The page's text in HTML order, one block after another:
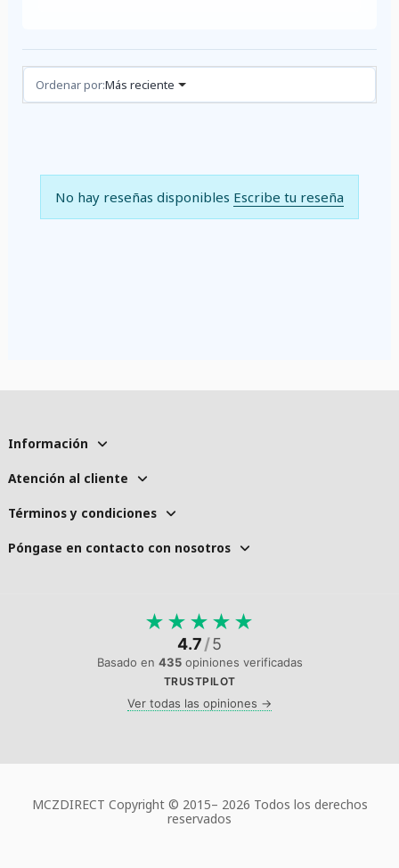
Reseñas (0)
Ordenar por:Más reciente
No hay reseñas disponibles Escribe tu reseña
Información
Atención al cliente
Términos y condiciones
Póngase en contacto con nosotros
★ ★ ★ ★ ★
4.7/5
Basado en 435opiniones verificadas
TRUSTPILOT
Ver todas las opiniones →
MCZDIRECT Copyright © 2015– 2026 Todos los derechos
reservados